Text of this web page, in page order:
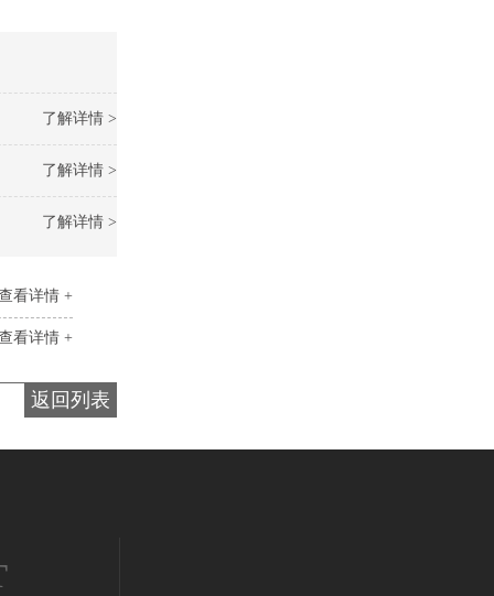
了解详情 >
了解详情 >
了解详情 >
看详情 +
看详情 +
返回列表